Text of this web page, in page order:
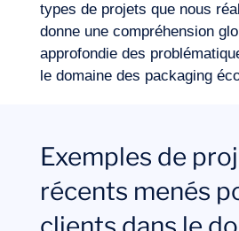
types de projets que nous
donne une compréhension
approfondie des
le domaine des packaging
Exemples de
récents menés